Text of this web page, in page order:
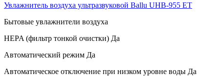
Увлажнитель воздуха ультразвуковой Ballu UHB-955 ET
Бытовые увлажнители воздуха
HEPA (фильтр тонкой очистки) Да
Автоматический режим Да
Автоматическое отключение при низком уровне воды Да